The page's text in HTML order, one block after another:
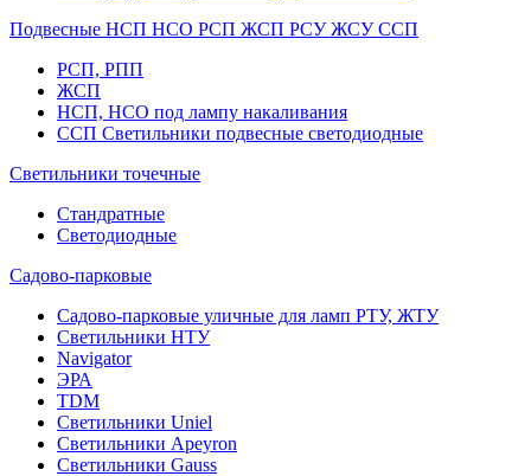
Подвесные НСП НСО РСП ЖСП РСУ ЖСУ ССП
РСП, РПП
ЖСП
НСП, НСО под лампу накаливания
ССП Светильники подвесные светодиодные
Светильники точечные
Стандратные
Светодиодные
Садово-парковые
Садово-парковые уличные для ламп РТУ, ЖТУ
Светильники НТУ
Navigator
ЭРА
TDM
Светильники Uniel
Светильники Apeyron
Светильники Gauss